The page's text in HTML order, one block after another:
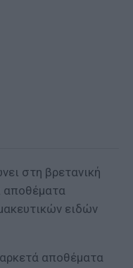
στη βρετανική
αποθέματα
ειδών
αποθέματα